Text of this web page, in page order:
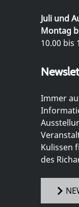
Juli und
Montag
10.00 bis
Immer
Kulissen
des